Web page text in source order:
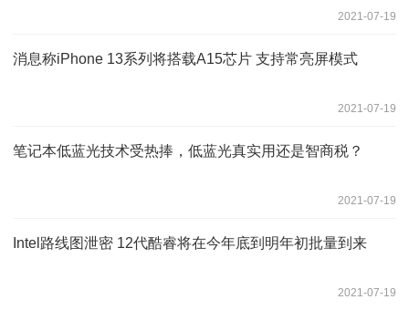
2021-07-19
消息称iPhone 13系列将搭载A15芯片 支持常亮屏模式
2021-07-19
笔记本低蓝光技术受热捧，低蓝光真实用还是智商税？
2021-07-19
Intel路线图泄密 12代酷睿将在今年底到明年初批量到来
2021-07-19